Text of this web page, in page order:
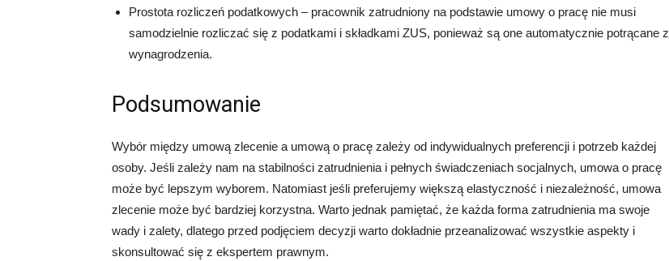
Prostota rozliczeń podatkowych – pracownik zatrudniony na podstawie umowy o pracę nie musi
samodzielnie rozliczać się z podatkami i składkami ZUS, ponieważ są one automatycznie potrącane z
wynagrodzenia.
Podsumowanie
Wybór między umową zlecenie a umową o pracę zależy od indywidualnych preferencji i potrzeb każdej
osoby. Jeśli zależy nam na stabilności zatrudnienia i pełnych świadczeniach socjalnych, umowa o pracę
może być lepszym wyborem. Natomiast jeśli preferujemy większą elastyczność i niezależność, umowa
zlecenie może być bardziej korzystna. Warto jednak pamiętać, że każda forma zatrudnienia ma swoje
wady i zalety, dlatego przed podjęciem decyzji warto dokładnie przeanalizować wszystkie aspekty i
skonsultować się z ekspertem prawnym.